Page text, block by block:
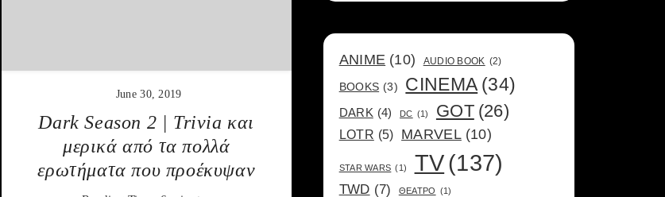
June 30, 2019
Dark Season 2 | Trivia και
μερικά από τα πολλά
ερωτήματα που προέκυψαν
ANIME (10) AUDIO BOOK (2)
BOOKS (3) CINEMA (34)
DARK (4) DC (1) GOT (26)
LOTR (5) MARVEL (10)
STAR WARS (1) TV(137)
TWD (7) ΘΕΑΤΡΟ (1)